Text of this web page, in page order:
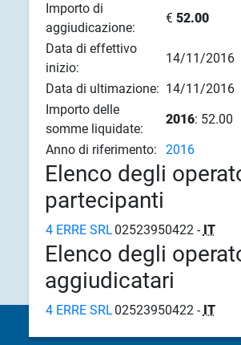
Importo di
aggiudicazione:
€ 52.00
Data di effettivo
inizio:
14/11/2016
Data di ultimazione: 14/11/2016
Importo delle
somme liquidate:
2016: 52.00
Anno di riferimento:
2016
Elenco degli
partecipanti
4 ERRE SRL02523950422 - IT
Elenco degli
aggiudicatari
4 ERRE SRL02523950422 - IT